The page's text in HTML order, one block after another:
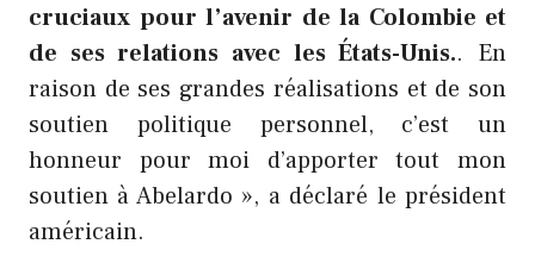
cruciaux pour l’avenir de la Colombie et
de ses relations avec les États-Unis.. En
raison de ses grandes réalisations et de son
soutien politique personnel, c’est un
honneur pour moi d’apporter tout mon
soutien à Abelardo », a déclaré le président
américain.